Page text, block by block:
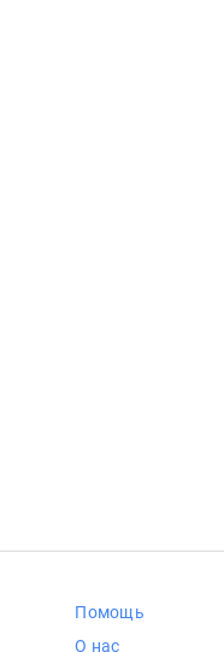
Помощь
О нас